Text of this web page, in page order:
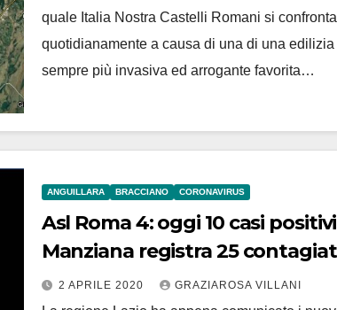
quale Italia Nostra Castelli Romani si confronta
quotidianamente a causa di una di una edilizia
sempre più invasiva ed arrogante favorita…
ANGUILLARA BRACCIANO CORONAVIRUS
Asl Roma 4: oggi 10 casi
Manziana registra 25
2 APRILE 2020 GRAZIAROSA VILLANI